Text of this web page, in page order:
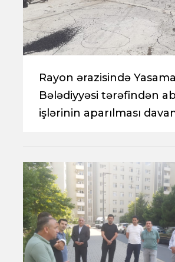
Rayon ərazisində Yasamal
Bələdiyyəsi tərəfindən
işlərinin aparılması